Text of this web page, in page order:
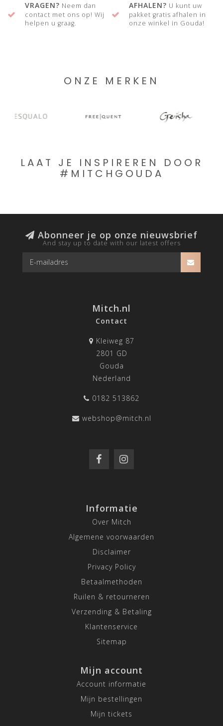
VRAGEN? Neem dan
contact met ons op! Wij
helpen u graag.
AFHALEN? U kunt uw
pakket gratis afhalen in
onze winkel in Gouda!
ONZE MERKEN
LAAT JE INSPIREREN DOOR
#MITCHGOUDA
Abonneer je op onze nieuwsbrief
And stay up to date with our latest offers
Mitch.nl
Contact
Kleiweg 87
2801 GD
Gouda
Nederland
0182 513862
webshop@mitch.nl
Informatie
Over Mitch
Algemene voorwaarden
Disclaimer
Privacy Policy
Betaalmethoden
Ruilen & retourneren
Verzending & Betaling
Klantenservice
Sitemap
Mijn account
Account informatie
Mijn bestellingen
Mijn tickets